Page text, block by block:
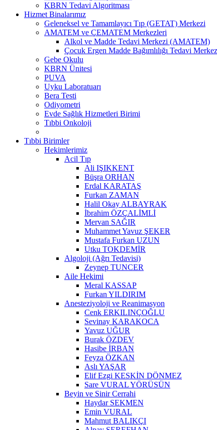
KBRN Tedavi Algoritması
Hizmet Binalarımız
Geleneksel ve Tamamlayıcı Tıp (GETAT) Merkezi
AMATEM ve ÇEMATEM Merkezleri
Alkol ve Madde Tedavi Merkezi (AMATEM)
Çocuk Ergen Madde Bağımlılığı Tedavi
Gebe Okulu
KBRN Ünitesi
PUVA
Uyku Laboratuarı
Bera Testi
Odiyometri
Evde Sağlık Hizmetleri Birimi
Tıbbi Onkoloji
Tıbbi Birimler
Hekimlerimiz
Acil Tıp
Ali IŞIKKENT
Büşra ORHAN
Erdal KARATAŞ
Furkan ZAMAN
Halil Okay ALBAYRAK
İbrahim ÖZÇALİMLİ
Mervan SAĞIR
Muhammet Yavuz ŞEKER
Mustafa Furkan UZUN
Utku TOKDEMİR
Algoloji (Ağrı Tedavisi)
Zeynep TUNCER
Aile Hekimi
Meral KASSAP
Furkan YILDIRIM
Anesteziyoloji ve Reanimasyon
Cenk ERKILINÇOĞLU
Sevinay KARAKOCA
Yavuz UĞUR
Burak ÖZDEV
Hasibe İRBAN
Feyza ÖZKAN
Aslı YAŞAR
Elif Ezgi KESKİN DÖNMEZ
Sare VURAL YÖRÜSÜN
Beyin ve Sinir Cerrahi
Haydar SEKMEN
Emin VURAL
Mahmut BALIKÇI